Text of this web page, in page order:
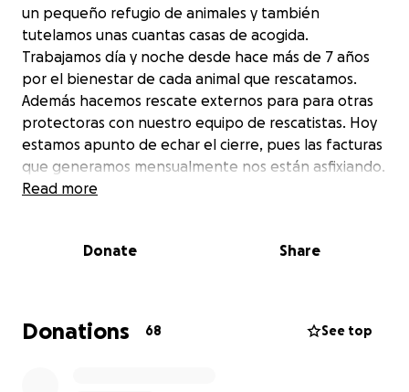
un pequeño refugio de animales y también
tutelamos unas cuantas casas de acogida.
Trabajamos día y noche desde hace más de 7 años
por el bienestar de cada animal que rescatamos.
Además hacemos rescate externos para para otras
protectoras con nuestro equipo de rescatistas. Hoy
estamos apunto de echar el cierre, pues las facturas
que generamos mensualmente nos están asfixiando.
Read more
Donate Share
Donations 68 See top